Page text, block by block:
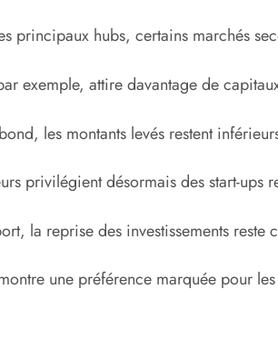
principaux hubs, certains marchés
exemple, attire davantage de
les montants levés restent
privilégient désormais des start-
la reprise des investissements
une préférence marquée pour